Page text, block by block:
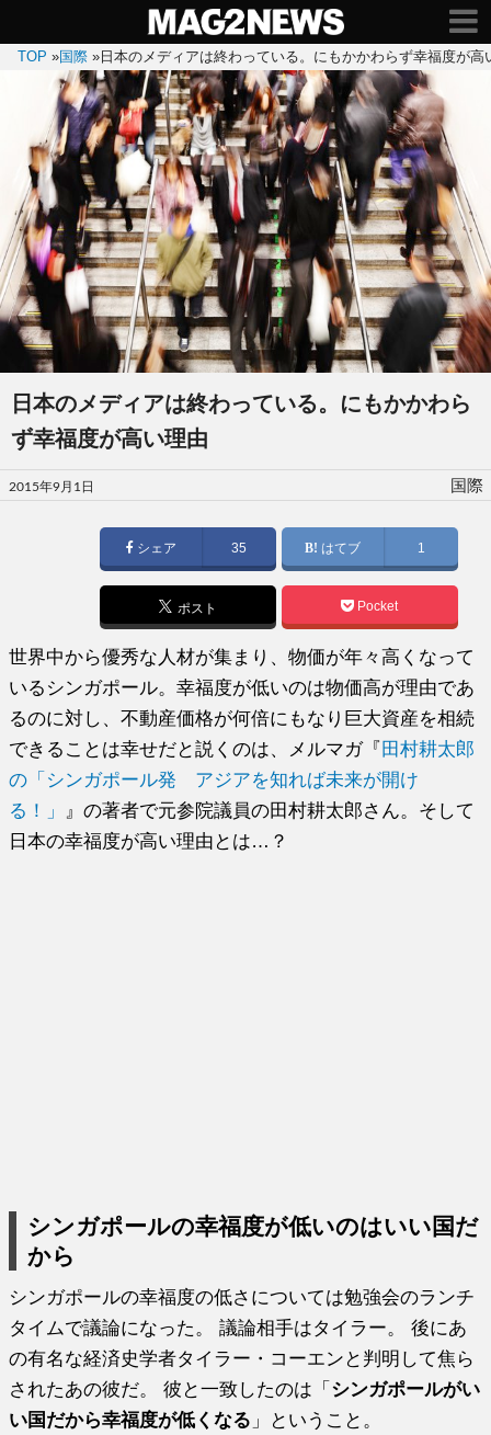
TOP »国際 » 日本のメディアは終わっている。にもかかわらず幸福度が高
日本のメディアは終わっている。にもかかわら
ず幸福度が高い理由
投
稿
2015年9月1日 国際
シェア 35 はてブ 1
ポスト Pocket
世界中から優秀な人材が集まり、物価が年々高くなって
いるシンガポール。幸福度が低いのは物価高が理由であ
るのに対し、不動産価格が何倍にもなり巨大資産を相続
できることは幸せだと説くのは、メルマガ『 田村耕太郎
の「シンガポール発 アジアを知れば未来が開け
る！」
』の著者で元参院議員の田村耕太郎さん。そして
日本の幸福度が高い理由とは…？
シンガポールの幸福度が低いのはいい国だ
から
シンガポールの幸福度の低さについては勉強会のランチ
タイムで議論になった。 議論相手はタイラー。 後にあ
の有名な経済史学者タイラー・コーエンと判明して焦ら
されたあの彼だ。 彼と一致したのは「 シンガポールがい
い国だから幸福度が低くなる 」ということ。